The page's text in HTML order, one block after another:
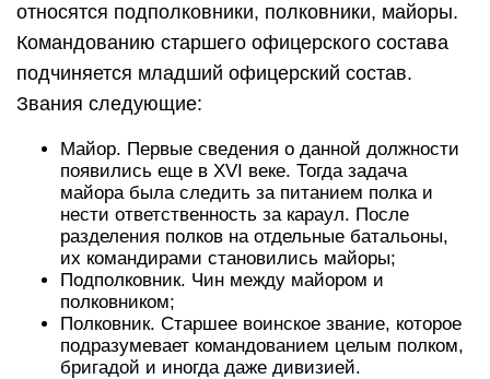
относятся подполковники, полковники, майоры.
Командованию старшего офицерского состава
подчиняется младший офицерский состав.
Звания следующие:
Майор. Первые сведения о данной должности
появились еще в XVI веке. Тогда задача
майора была следить за питанием полка и
нести ответственность за караул. После
разделения полков на отдельные батальоны,
их командирами становились майоры;
Подполковник. Чин между майором и
полковником;
Полковник. Старшее воинское звание, которое
подразумевает командованием целым полком,
бригадой и иногда даже дивизией.